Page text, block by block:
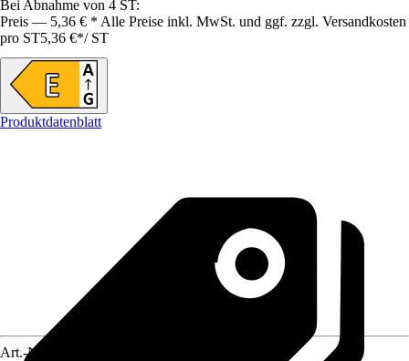
Bei Abnahme von 4 ST:
Preis — 5,36 € * Alle Preise inkl. MwSt. und ggf. zzgl. Versandkosten
pro ST5,36 €*/ ST
Produktdatenblatt
Art.-Nr.